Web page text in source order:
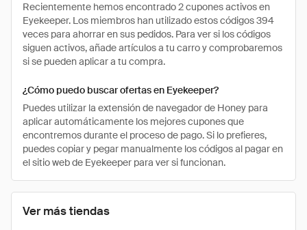
Ver más tiendas
Recientemente hemos encontrado 2 cupones activos en
Eyekeeper. Los miembros han utilizado estos códigos 394
veces para ahorrar en sus pedidos. Para ver si los códigos
siguen activos, añade artículos a tu carro y comprobaremos
si se pueden aplicar a tu compra.
¿Cómo puedo buscar ofertas en Eyekeeper?
Puedes utilizar la extensión de navegador de Honey para
aplicar automáticamente los mejores cupones que
encontremos durante el proceso de pago. Si lo prefieres,
puedes copiar y pegar manualmente los códigos al pagar en
el sitio web de Eyekeeper para ver si funcionan.